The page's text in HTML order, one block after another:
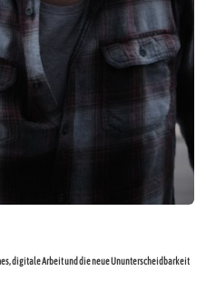
digitale Arbeit und die neue Ununterscheidbarkeit